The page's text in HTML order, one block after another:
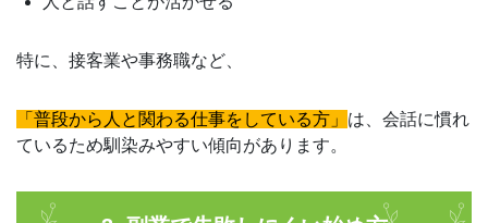
特に、接客業や事務職など、
「普段から人と関わる仕事をしている方」 は、会話に慣れ
ているため馴染みやすい傾向があります。